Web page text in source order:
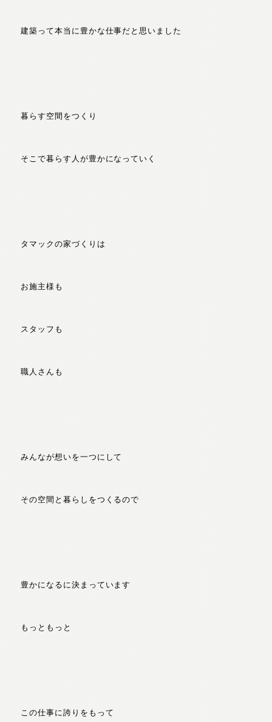
建築って本当に豊かな仕事だと思いました
暮らす空間をつくり
そこで暮らす人が豊かになっていく
タマックの家づくりは
お施主様も
スタッフも
職人さんも
みんなが想いを一つにして
その空間と暮らしをつくるので
豊かになるに決まっています
もっともっと
この仕事に誇りをもって